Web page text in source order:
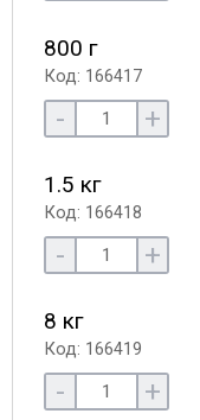
800 г
Код: 166417
- +
1.5 кг
Код: 166418
- +
8 кг
Код: 166419
- +